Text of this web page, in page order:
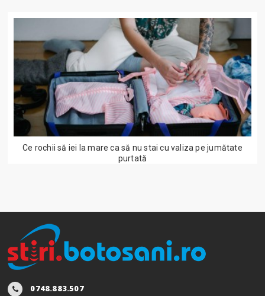
Ce rochii să iei la mare ca să nu stai cu valiza pe jumătate
purtată
0748.883.507